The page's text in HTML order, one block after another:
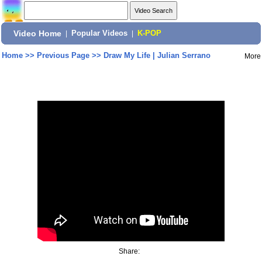
Video Home Popular Videos K-POP
Home>> Previous Page>> Draw My Life | Julian Serrano More
Share: